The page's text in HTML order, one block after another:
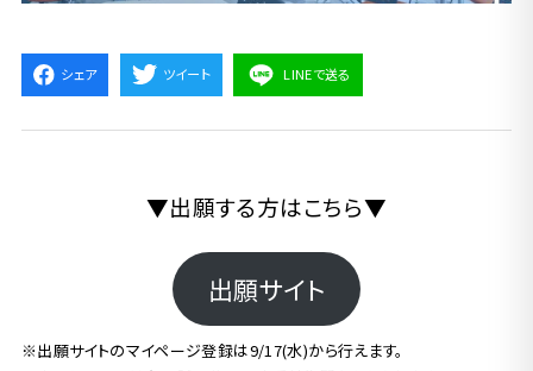
シェア ツイート LINEで送る
▼出願する方はこちら▼
出願サイト
※出願サイトのマイページ登録は9/17(水)から行えます。